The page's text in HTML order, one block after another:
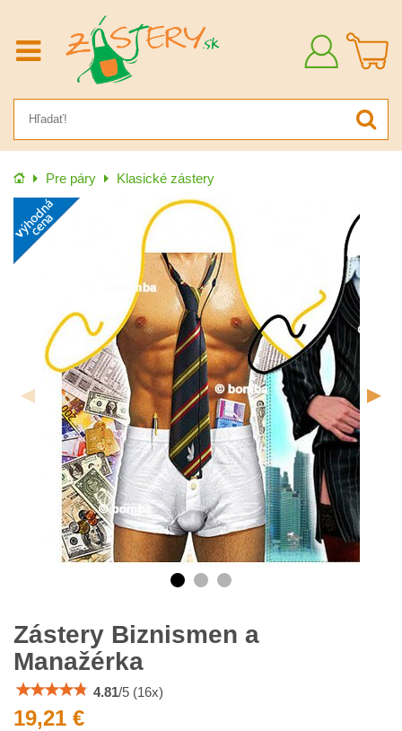
Prihlásiť
Úvod Pre páry Klasické zástery
Zástery Biznismen a
Manažérka
4.81/5 (16x)
19,21 €